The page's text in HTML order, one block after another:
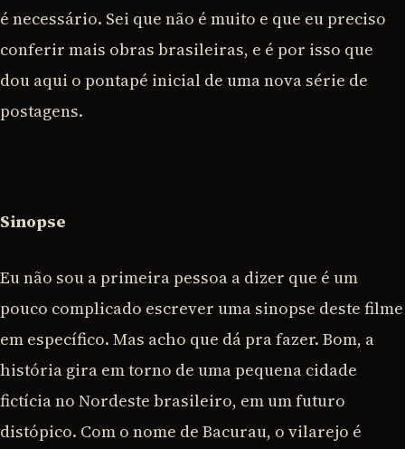
é necessário. Sei que não é muito e que eu preciso
conferir mais obras brasileiras, e é por isso que
dou aqui o pontapé inicial de uma nova série de
postagens.
Sinopse
Eu não sou a primeira pessoa a dizer que é um
pouco complicado escrever uma sinopse deste filme
em específico. Mas acho que dá pra fazer. Bom, a
história gira em torno de uma pequena cidade
fictícia no Nordeste brasileiro, em um futuro
distópico. Com o nome de Bacurau, o vilarejo é